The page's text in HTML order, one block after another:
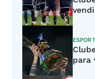
para